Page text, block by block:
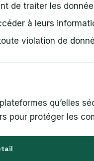
de traiter les
à leurs
violation de
qu’elles
pour protéger les